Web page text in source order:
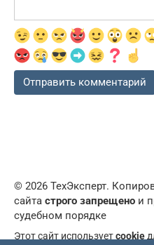
© 2026 ТехЭксперт.
сайта строго запрещено и
судебном порядке
Этот сайт используетcookie